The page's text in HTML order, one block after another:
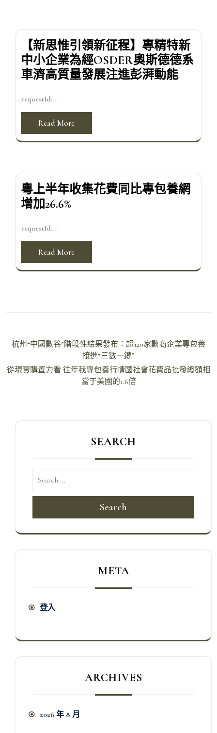
【新思惟引領新征程】專精特新
中小企業為經OSDER奧斯德德系
車濟高質量發展注進彭湃動能
requestId:...
Read More
粵上半年收集花費同比專包養網
增加26.6%
requestId:...
Read More
文
導
杭州“中國數谷”階段性結果發布：超120家數商企業專包養
接進“三數一鏈”
從現實購置力看 往年我專包養行情國社會花費品批發總額相
當于美國的1.6倍
SEARCH
Search
META
登入
ARCHIVES
2026 年 8 月